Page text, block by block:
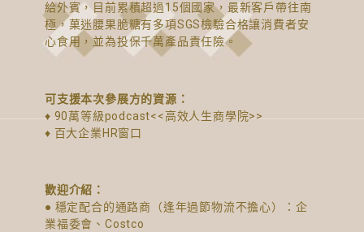
給外賓，目前累積超過15個國家，最新客戶帶往南
極，菓迷腰果脆糖有多項SGS檢驗合格讓消費者安
心食用，並為投保千萬產品責任險。
可支援本次參展方的資源：
♦ 90萬等級podcast<<高效人生商學院>>
♦ 百大企業HR窗口
歡迎介紹：
● 穩定配合的通路商（逢年過節物流不擔心）：企
業福委會、Costco